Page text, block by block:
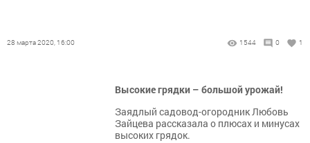
28 марта 2020, 16:00 1544 0 1
Высокие грядки – большой урожай!
Заядлый садовод-огородник Любовь
Зайцева рассказала о плюсах и минусах
высоких грядок.